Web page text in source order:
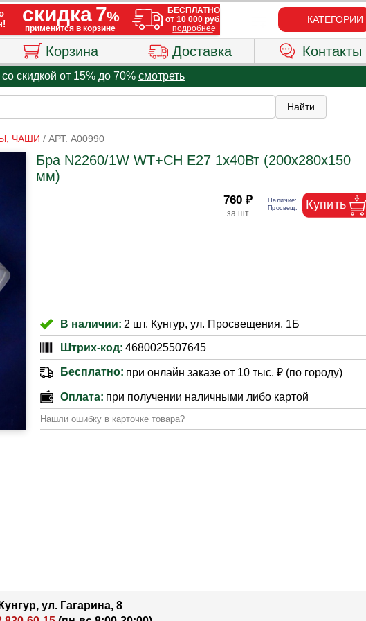
КАТЕГОРИИ
Корзина Доставка Контакты
скидкой от 15% до 70% смотреть
ЧАШИ / АРТ. A00990
Бра N2260/1W WT+CH E27 1х40Вт (200х280х150
мм)
760 ₽
В наличии: 2 шт. Кунгур, ул. Просвещения, 1Б
Штрих-код: 4680025507645
Бесплатно: при онлайн заказе от 10 тыс. ₽ (по городу)
Оплата: при получении наличными либо картой
Нашли ошибку в карточке товара?
Кунгур, ул. Гагарина, 8